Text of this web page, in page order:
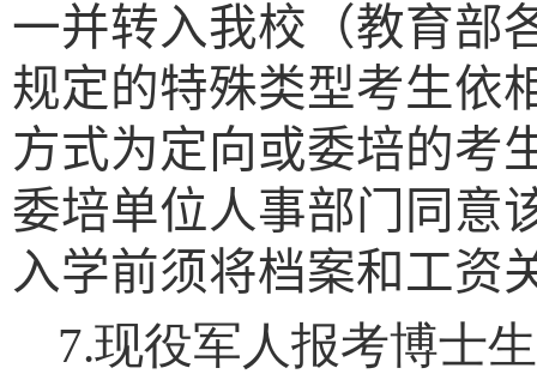
一并转入我校（教育部
规定的特殊类型考生依
方式为定向或委培的考
委培单位人事部门同意
入学前须将档案和工资
7.现役军人报考博士